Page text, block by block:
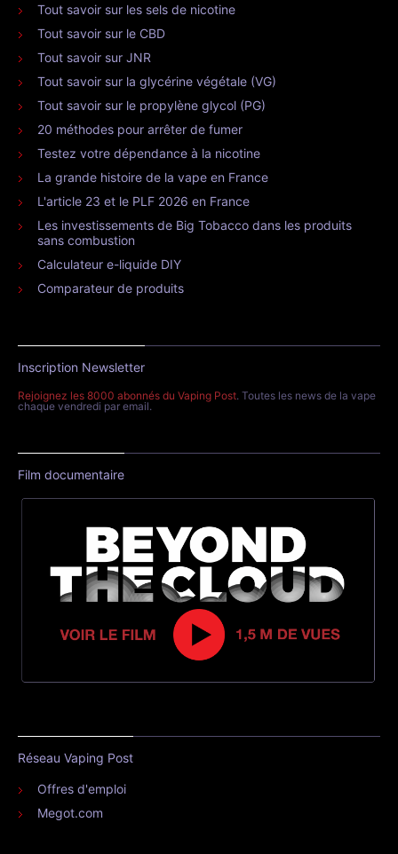
Tout savoir sur les sels de nicotine
Tout savoir sur le CBD
Tout savoir sur JNR
Tout savoir sur la glycérine végétale (VG)
Tout savoir sur le propylène glycol (PG)
20 méthodes pour arrêter de fumer
Testez votre dépendance à la nicotine
La grande histoire de la vape en France
L'article 23 et le PLF 2026 en France
Les investissements de Big Tobacco dans les produits
sans combustion
Calculateur e-liquide DIY
Comparateur de produits
Inscription Newsletter
Rejoignez les 8000 abonnés du Vaping Post. Toutes les news de la vape
chaque vendredi par email.
Film documentaire
Réseau Vaping Post
Offres d'emploi
Megot.com